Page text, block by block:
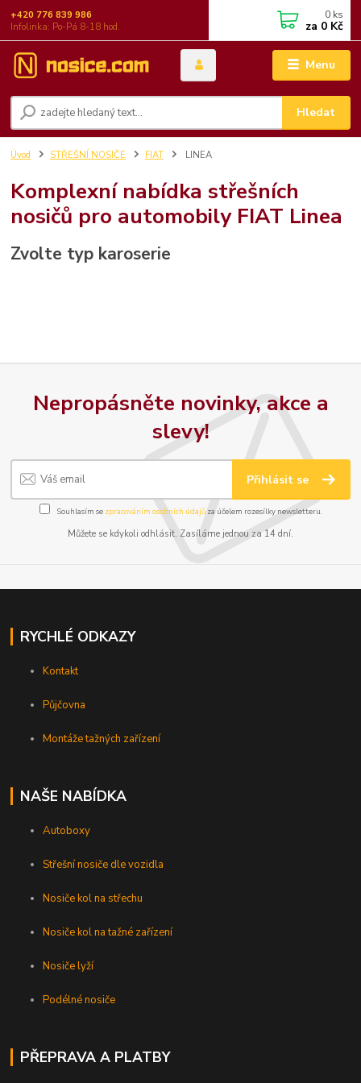
Menu
Hledat
+420 776 839 986
Infolinka: Po-Pá 8-18 hod.
0 ks
za 0 Kč
Úvod STŘEŠNÍ NOSIČE FIAT LINEA
Komplexní nabídka střešních
nosičů pro automobily FIAT Linea
Zvolte typ karoserie
Nepropásněte novinky, akce a
slevy!
Přihlásit se
Souhlasím se zpracováním osobních údajůza účelem rozesílky newsletteru.
Můžete se kdykoli odhlásit. Zasíláme jednou za 14 dní.
RYCHLÉ ODKAZY
Kontakt
Půjčovna
Montáže tažných zařízení
NAŠE NABÍDKA
Autoboxy
Střešní nosiče dle vozidla
Nosiče kol na střechu
Nosiče kol na tažné zařízení
Nosiče lyží
Podélné nosiče
PŘEPRAVA A PLATBY